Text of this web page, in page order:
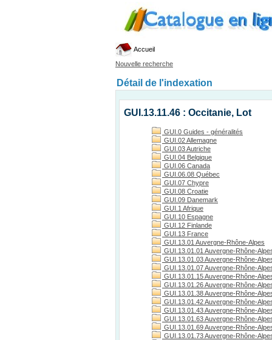
Accueil
Nouvelle recherche
Détail de l'indexation
GUI.13.11.46 : Occitanie, Lot
GUI.0 Guides - généralités
GUI.02 Allemagne
GUI.03 Autriche
GUI.04 Belgique
GUI.06 Canada
GUI.06.08 Québec
GUI.07 Chypre
GUI.08 Croatie
GUI.09 Danemark
GUI.1 Afrique
GUI.10 Espagne
GUI.12 Finlande
GUI.13 France
GUI.13.01 Auvergne-Rhône-Alpes
GUI.13.01.01 Auvergne-Rhône-
GUI.13.01.03 Auvergne-Rhône-
GUI.13.01.07 Auvergne-Rhône-
GUI.13.01.15 Auvergne-Rhône-
GUI.13.01.26 Auvergne-Rhône-
GUI.13.01.38 Auvergne-Rhône-
GUI.13.01.42 Auvergne-Rhône-
GUI.13.01.43 Auvergne-Rhône-
GUI.13.01.63 Auvergne-Rhône-
GUI.13.01.69 Auvergne-Rhône-
GUI.13.01.73 Auvergne-Rhône-